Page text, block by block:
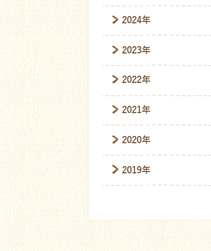
2024年
2023年
2022年
2021年
2020年
2019年